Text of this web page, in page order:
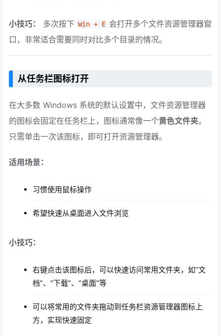
小技巧： 多次按下 Win + E 会打开多个文件资源管理器窗
口，非常适合需要同时对比多个目录的情况。
从任务栏图标打开
在大多数 Windows 系统的默认设置中，文件资源管理器
的图标会固定在任务栏上，图标通常像一个黄色文件夹。
只需单击一次该图标，即可打开资源管理器。
适用场景：
习惯使用鼠标操作
希望快速从桌面进入文件浏览
小技巧：
右键点击该图标后，可以快速访问常用文件夹，如“文
档”、“下载”、“桌面”等
可以将常用的文件夹拖动到任务栏资源管理器图标上
方，实现快速固定